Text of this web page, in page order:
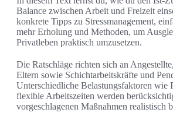
Balance zwischen Arbeit und Freizeit
konkrete Tipps zu Stressmanagement,
mehr Erholung und Methoden, um
Privatleben praktisch umzusetzen.
Die Ratschläge richten sich an
Eltern sowie Schichtarbeitskräfte und
Unterschiedliche Belastungsfaktoren wie
flexible Arbeitszeiten werden
vorgeschlagenen Maßnahmen realistisch